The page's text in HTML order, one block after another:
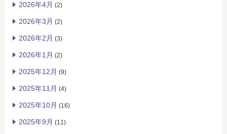
2026年4月 (2)
2026年3月 (2)
2026年2月 (3)
2026年1月 (2)
2025年12月 (9)
2025年11月 (4)
2025年10月 (16)
2025年9月 (11)